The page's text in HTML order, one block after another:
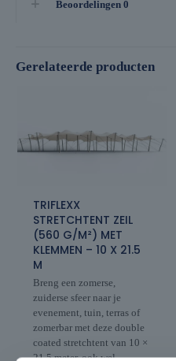
Beoordelingen 0
Gerelateerde producten
TRIFLEXX
STRETCHTENT ZEIL
(560 G/M²) MET
KLEMMEN – 10 X 21.5
M
Breng een zomerse,
zuiderse sfeer naar je
evenement, tuin, terras of
zomerbar met deze double
coated stretchtent van 10 ×
21,5 meter, ook wel